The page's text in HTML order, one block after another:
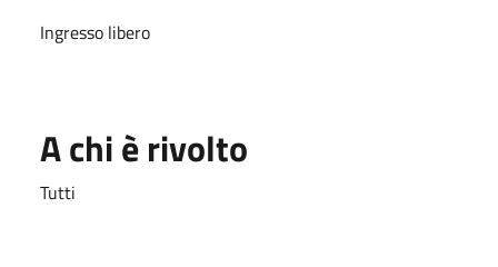
Ingresso libero
A chi è rivolto
Tutti